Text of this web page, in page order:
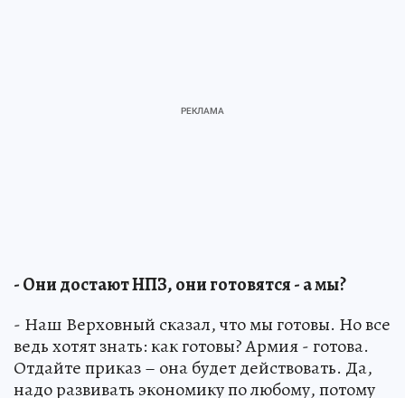
- Они достают НПЗ, они готовятся - а мы?
- Наш Верховный сказал, что мы готовы. Но все
ведь хотят знать: как готовы? Армия - готова.
Отдайте приказ – она будет действовать. Да,
надо развивать экономику по любому, потому